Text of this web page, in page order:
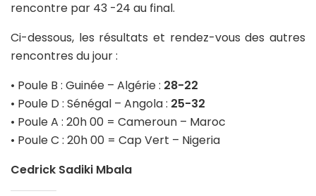
rencontre par 43 -24 au final.
Ci-dessous, les résultats et rendez-vous des autres
rencontres du jour :
• Poule B : Guinée – Algérie : 28-22
• Poule D : Sénégal – Angola : 25-32
• Poule A : 20h 00 = Cameroun – Maroc
• Poule C : 20h 00 = Cap Vert – Nigeria
Cedrick Sadiki Mbala